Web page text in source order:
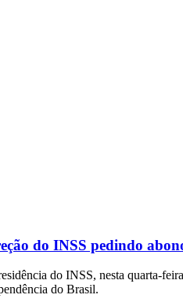
do INSS pedindo
do INSS, nesta quarta-
do Brasil.